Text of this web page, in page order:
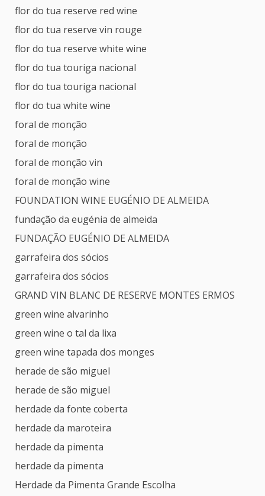
flor do tua reserve red wine
flor do tua reserve vin rouge
flor do tua reserve white wine
flor do tua touriga nacional
flor do tua touriga nacional
flor do tua white wine
foral de monção
foral de monção
foral de monção vin
foral de monção wine
FOUNDATION WINE EUGÉNIO DE ALMEIDA
fundação da eugénia de almeida
FUNDAÇÃO EUGÉNIO DE ALMEIDA
garrafeira dos sócios
garrafeira dos sócios
GRAND VIN BLANC DE RESERVE MONTES ERMOS
green wine alvarinho
green wine o tal da lixa
green wine tapada dos monges
herade de são miguel
herade de são miguel
herdade da fonte coberta
herdade da maroteira
herdade da pimenta
herdade da pimenta
Herdade da Pimenta Grande Escolha